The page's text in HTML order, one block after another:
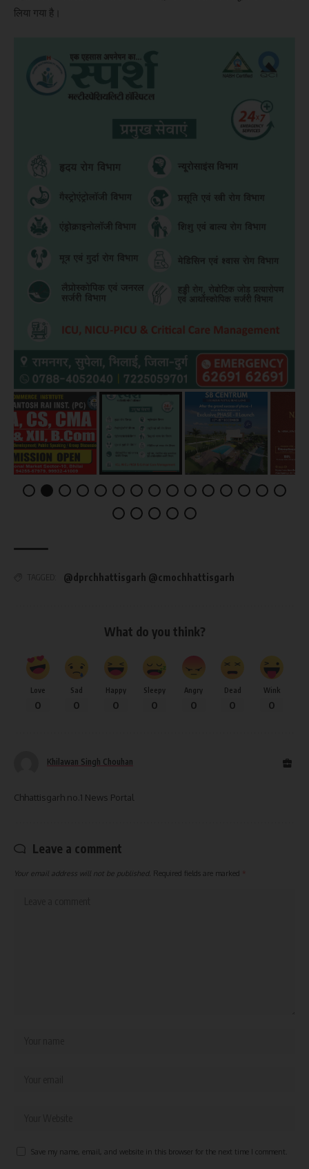
लिया गया है।
@dprchhattisgarh @cmochhattisgarh
What do you think?
Love
0
Sad
0
Happy
0
Sleepy
0
Angry
0
Dead
0
Wink
0
Khilawan Singh Chouhan
Chhattisgarh no.1 News Portal
Leave a comment
Your email address will not be published. Required fields are marked *
Save my name, email, and website in this browser for the next time I comment.